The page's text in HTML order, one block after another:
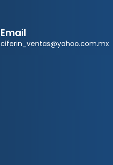
Email
ciferin_ventas@yahoo.com.mx